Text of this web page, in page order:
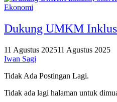
Ekonomi
Dukung UMKM
11 Agustus 202511 Agustus 2025
Iwan Sagi
Tidak Ada Postingan Lagi.
Tidak ada lagi halaman untuk